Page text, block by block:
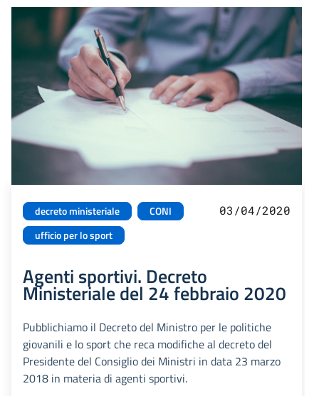
decreto ministeriale
CONI
ufficio per lo sport
03/04/2020
Agenti sportivi. Decreto
Ministeriale del 24 febbraio 2020
Pubblichiamo il Decreto del Ministro per le politiche
giovanili e lo sport che reca modifiche al decreto del
Presidente del Consiglio dei Ministri in data 23 marzo
2018 in materia di agenti sportivi.